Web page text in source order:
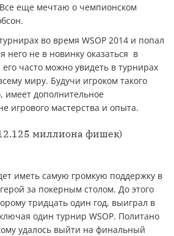
еще мечтаю о чемпионском
во время WSOP 2014 и попал
него не в новинку оказаться в
часто можно увидеть в турнирах
миру. Будучи игроком такого
имеет дополнительное
игрового мастерства и опыта.
миллиона фишек)
иметь самую громкую поддержку в
за покерным столом. До этого
тридцать один год, выиграл в
один турнир WSOP. Политано
удалось выйти на финальный